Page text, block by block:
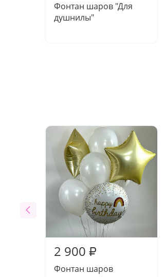
Фонтан шаров "Для
душнилы"
2 900 ₽
Фонтан шаров